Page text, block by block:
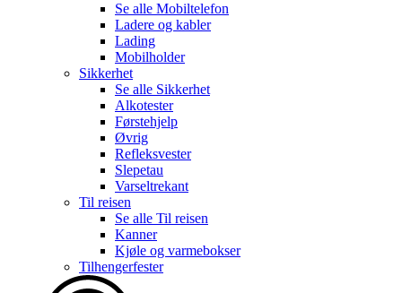
Se alle Mobiltelefon
Ladere og kabler
Lading
Mobilholder
Sikkerhet
Se alle Sikkerhet
Alkotester
Førstehjelp
Øvrig
Refleksvester
Slepetau
Varseltrekant
Til reisen
Se alle Til reisen
Kanner
Kjøle og varmebokser
Tilhengerfester